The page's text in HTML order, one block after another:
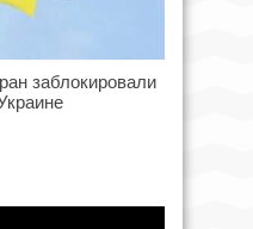
заблокировали